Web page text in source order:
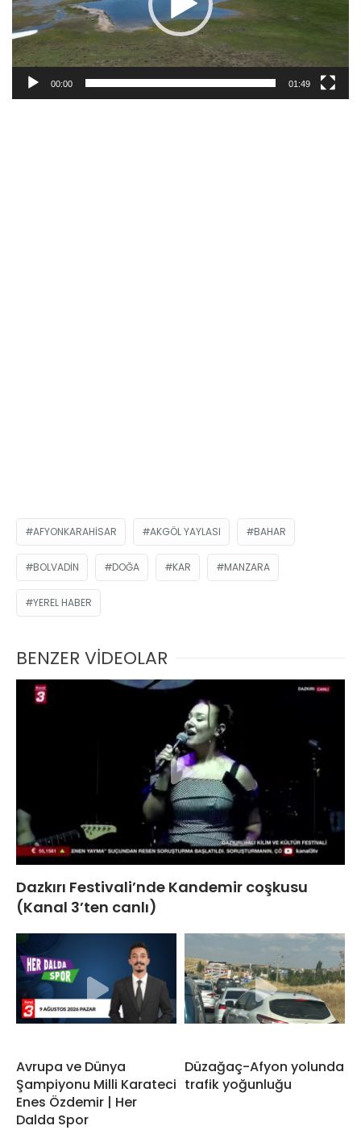
00:00 01:49
AFYONKARAHISAR AKGÖL YAYLASI BAHAR
BOLVADIN DOĞA KAR MANZARA
YEREL HABER
BENZER VİDEOLAR
Dazkırı Festivali’nde Kandemir coşkusu
(Kanal 3’ten canlı)
Avrupa ve Dünya
Şampiyonu Milli Karateci
Enes Özdemir | Her
Dalda Spor
Düzağaç-Afyon yolunda
trafik yoğunluğu